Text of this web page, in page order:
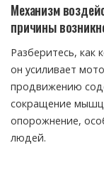
Механизм
причины
Разберитесь, как
он усиливает
продвижению
сокращение мышц
опорожнение,
людей.